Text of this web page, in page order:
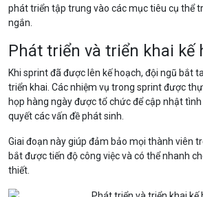
phát triển tập trung vào các mục tiêu cụ thể
ngắn.
Phát triển và triển khai kế
Khi sprint đã được lên kế hoạch, đội ngũ bắt
triển khai. Các nhiệm vụ trong sprint được
họp hàng ngày được tổ chức để cập nhật
quyết các vấn đề phát sinh.
Giai đoạn này giúp đảm bảo mọi thành viên
bắt được tiến độ công việc và có thể nhanh
thiết.